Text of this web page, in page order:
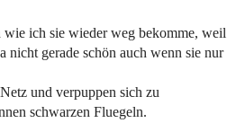
ich sie wieder weg bekomme, weil
nicht gerade schön auch wenn sie nur
und verpuppen sich zu
schwarzen Fluegeln.